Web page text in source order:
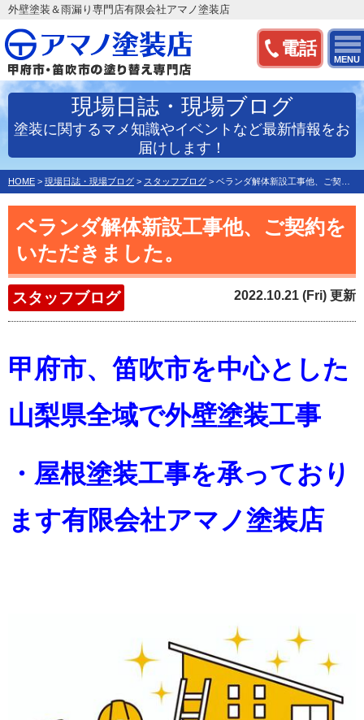
電話
MENU
外壁塗装＆雨漏り専門店有限会社アマノ塗装店
現場日誌・現場ブログ
塗装に関するマメ知識やイベントなど最新情報をお
届けします！
HOME > 現場日誌・現場ブログ > スタッフブログ > ベランダ解体新設工事他、ご契約をいただきました。
ベランダ解体新設工事他、ご契約を
いただきました。
スタッフブログ 2022.10.21 (Fri) 更新
甲府市、笛吹市を中心とした
山梨県全域で外壁塗装工事
・屋根塗装工事を承っており
ます有限会社アマノ塗装店